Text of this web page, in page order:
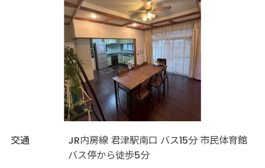
交通
JR内房線 君津駅南口 バス15分 市民体育館
バス停から徒歩5分